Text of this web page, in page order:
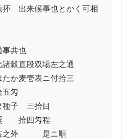
出来候事也とかく可相
共也
穀直段双場左之通
表ニ付拾三
五匁
三拾目
　拾四匁程
　是ニ順